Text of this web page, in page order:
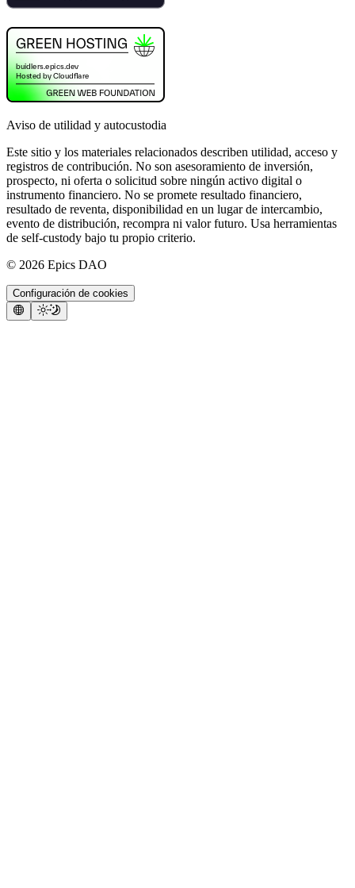
Aviso de utilidad y autocustodia
Este sitio y los materiales relacionados describen utilidad, acceso y
registros de contribución. No son asesoramiento de inversión,
prospecto, ni oferta o solicitud sobre ningún activo digital o
instrumento financiero. No se promete resultado financiero,
resultado de reventa, disponibilidad en un lugar de intercambio,
evento de distribución, recompra ni valor futuro. Usa herramientas
de self-custody bajo tu propio criterio.
© 2026 Epics DAO
Configuración de cookies